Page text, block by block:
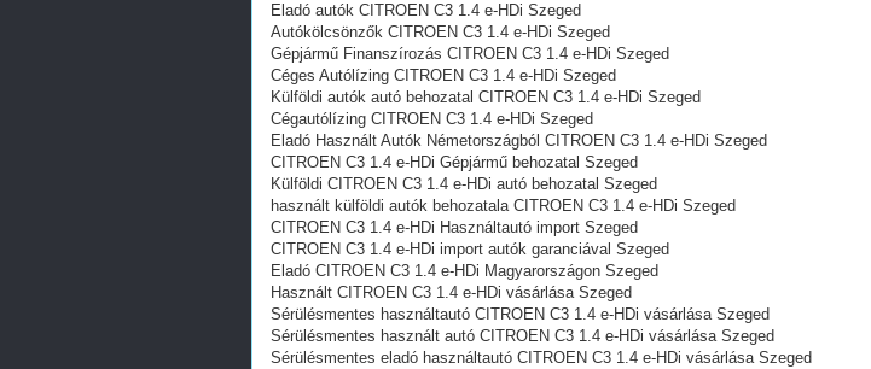
Eladó autók CITROEN C3 1.4 e-HDi Szeged
Autókölcsönzők CITROEN C3 1.4 e-HDi Szeged
Gépjármű Finanszírozás CITROEN C3 1.4 e-HDi Szeged
Céges Autólízing CITROEN C3 1.4 e-HDi Szeged
Külföldi autók‎ autó behozatal CITROEN C3 1.4 e-HDi Szeged
Cégautólízing CITROEN C3 1.4 e-HDi Szeged
Eladó Használt Autók Németországból CITROEN C3 1.4 e-HDi Szeged
CITROEN C3 1.4 e-HDi Gépjármű behozatal Szeged
Külföldi CITROEN C3 1.4 e-HDi autó behozatal Szeged
használt külföldi autók behozatala CITROEN C3 1.4 e-HDi Szeged
CITROEN C3 1.4 e-HDi Használtautó import Szeged
CITROEN C3 1.4 e-HDi import autók garanciával Szeged
Eladó CITROEN C3 1.4 e-HDi Magyarországon‎ Szeged
Használt CITROEN C3 1.4 e-HDi vásárlása Szeged
Sérülésmentes használtautó CITROEN C3 1.4 e-HDi vásárlása Szeged
Sérülésmentes használt autó CITROEN C3 1.4 e-HDi vásárlása Szeged
Sérülésmentes eladó használtautó CITROEN C3 1.4 e-HDi vásárlása Szeged